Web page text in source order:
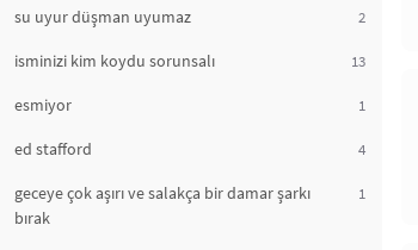
su uyur düşman uyumaz 2
isminizi kim koydu sorunsalı 13
esmiyor 1
ed stafford 4
geceye çok aşırı ve salakça bir damar şarkı
bırak
1